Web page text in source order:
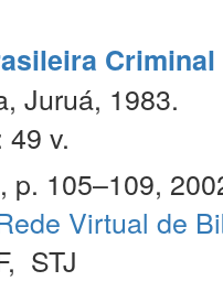
Criminal
Juruá, 1983.
v.
p. 105–109,
Virtual de
, STJ